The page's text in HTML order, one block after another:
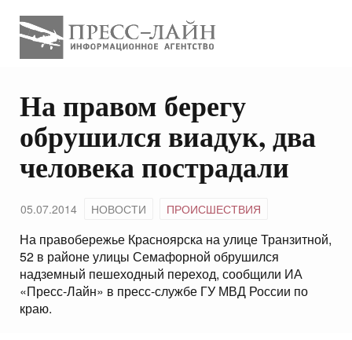
На правом берегу
обрушился виадук, два
человека пострадали
05.07.2014 НОВОСТИ ПРОИСШЕСТВИЯ
На правобережье Красноярска на улице Транзитной,
52 в районе улицы Семафорной обрушился
надземный пешеходный переход, сообщили ИА
«Пресс-Лайн» в пресс-службе ГУ МВД России по
краю.